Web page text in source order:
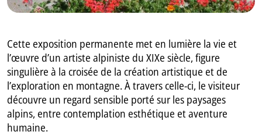
Cette exposition permanente met en lumière la vie et
l’œuvre d’un artiste alpiniste du XIXe siècle, figure
singulière à la croisée de la création artistique et de
l’exploration en montagne. À travers celle-ci, le visiteur
découvre un regard sensible porté sur les paysages
alpins, entre contemplation esthétique et aventure
humaine.